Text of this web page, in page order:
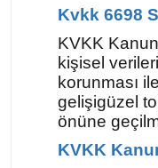
Kvkk 6698
KVKK
kişisel
korunması
gelişigüzel
önüne
KVKK